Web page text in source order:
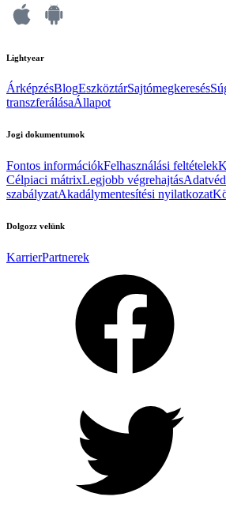
Lightyear
ÁrképzésBlogEszköztárSajtómegkeresés
transzferálásaÁllapot
Jogi dokumentumok
Fontos információkFelhasználási feltételek
Célpiaci mátrixLegjobb végrehajtás
szabályzatAkadálymentesítési nyilatkozat
Dolgozz velünk
KarrierPartnerek